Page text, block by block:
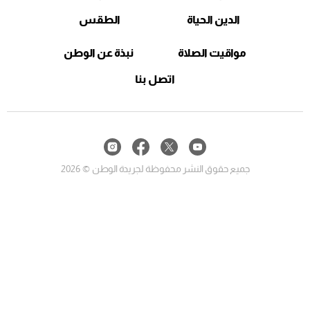
الدين الحياة الطقس
مواقيت الصلاة نبذة عن الوطن
اتصل بنا
جميع حقوق النشر محفوظة لجريدة الوطن © 2026